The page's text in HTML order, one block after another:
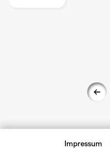
Impressum